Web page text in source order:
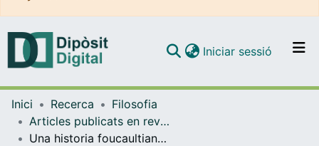
Navega per tot el DD
Iniciar sessió (current)
Inici Recerca
Filosofia
Articles publicats en revistes (Filosofia)
Una historia foucaultiana de la crítica moderna